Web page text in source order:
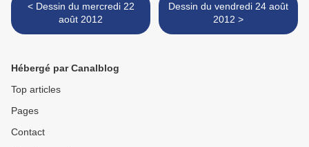
< Dessin du mercredi 22
août 2012
Dessin du vendredi 24 août
2012 >
Hébergé par Canalblog
Top articles
Pages
Contact